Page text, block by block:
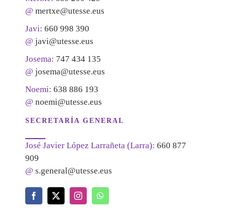
@ mertxe@utesse.eus
Javi: 660 998 390
@ javi@utesse.eus
Josema: 747 434 135
@ josema@utesse.eus
Noemi: 638 886 193
@ noemi@utesse.eus
SECRETARÍA GENERAL
José Javier López Larrañeta (Larra): 660 877
909
@ s.general@utesse.eus